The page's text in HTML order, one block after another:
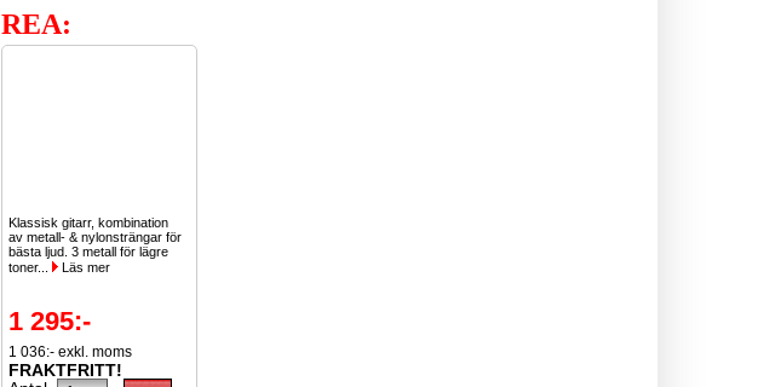
REA:
Klassisk gitarr, kombination
av metall- & nylonsträngar för
bästa ljud. 3 metall för lägre
toner...
Läs mer
1 295:-
1 036:- exkl. moms
FRAKTFRITT!